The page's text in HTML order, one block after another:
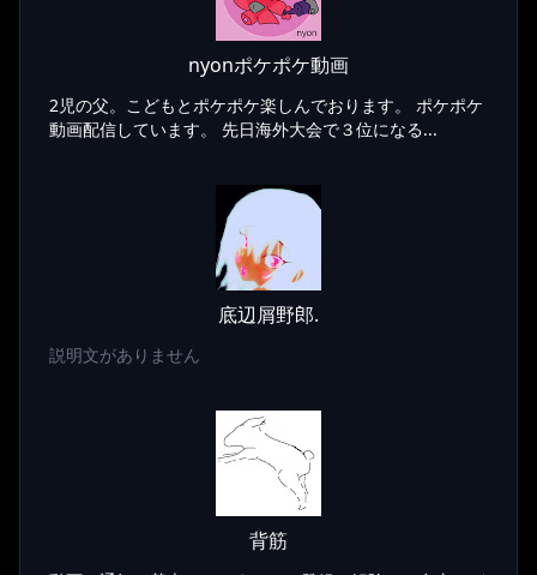
nyonポケポケ動画
2児の父。こどもとポケポケ楽しんでおります。 ポケポケ
動画配信しています。 先日海外大会で３位になる...
底辺屑野郎.
説明文がありません
背筋